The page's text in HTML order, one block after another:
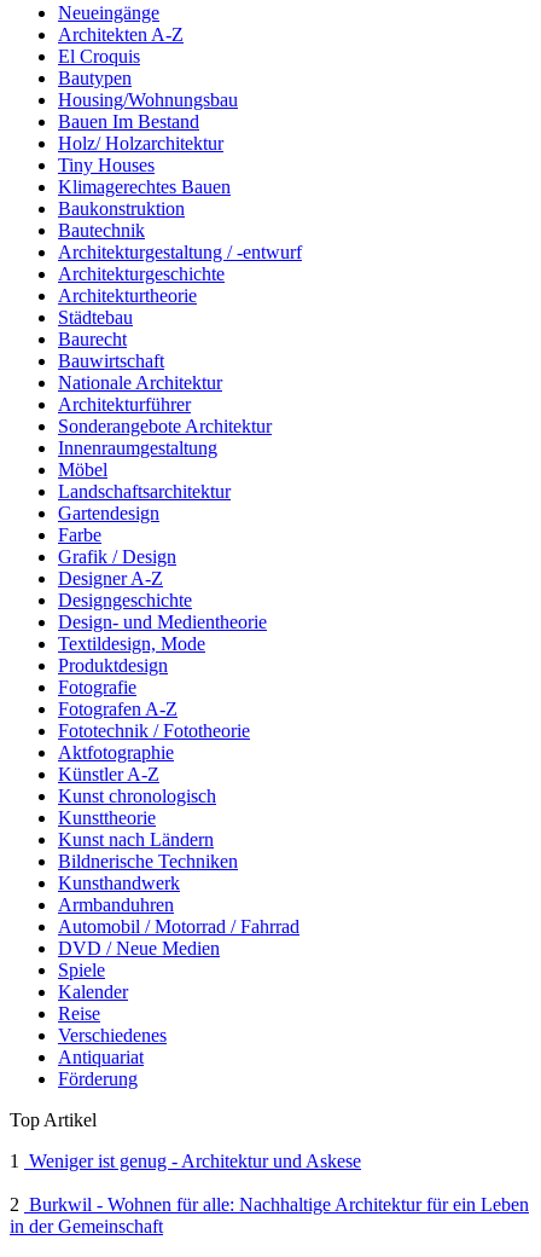
Neueingänge
Architekten A-Z
El Croquis
Bautypen
Housing/Wohnungsbau
Bauen Im Bestand
Holz/ Holzarchitektur
Tiny Houses
Klimagerechtes Bauen
Baukonstruktion
Bautechnik
Architekturgestaltung / -entwurf
Architekturgeschichte
Architekturtheorie
Städtebau
Baurecht
Bauwirtschaft
Nationale Architektur
Architekturführer
Sonderangebote Architektur
Innenraumgestaltung
Möbel
Landschaftsarchitektur
Gartendesign
Farbe
Grafik / Design
Designer A-Z
Designgeschichte
Design- und Medientheorie
Textildesign, Mode
Produktdesign
Fotografie
Fotografen A-Z
Fototechnik / Fototheorie
Aktfotographie
Künstler A-Z
Kunst chronologisch
Kunsttheorie
Kunst nach Ländern
Bildnerische Techniken
Kunsthandwerk
Armbanduhren
Automobil / Motorrad / Fahrrad
DVD / Neue Medien
Spiele
Kalender
Reise
Verschiedenes
Antiquariat
Förderung
Top Artikel
1
Weniger ist genug - Architektur und Askese
2 Burkwil - Wohnen für alle: Nachhaltige Architektur für ein Leben
in der Gemeinschaft